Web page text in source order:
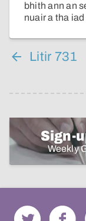
bhith ann an
nuair a tha
Litir 731
Sign-
Weekly